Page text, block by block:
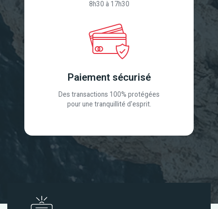
8h30 à 17h30
Paiement sécurisé
Des transactions 100% protégées
pour une tranquillité d'esprit.